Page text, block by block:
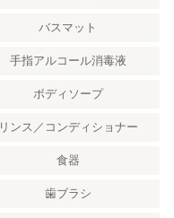
バスマット
手指アルコール消毒液
ボディソープ
リンス／コンディショナー
食器
歯ブラシ